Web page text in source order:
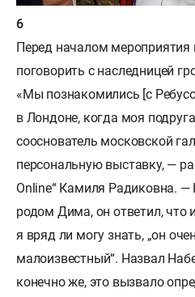
Перед началом мероприятия
поговорить с наследницей
«Мы познакомились [с
в Лондоне, когда моя
сооснователь московской
персональную выставку, —
Online“ Камиля Радиковна. —
родом Дима, он ответил, что
я вряд ли могу знать, „он
малоизвестный“. Назвал
конечно же, это вызвало